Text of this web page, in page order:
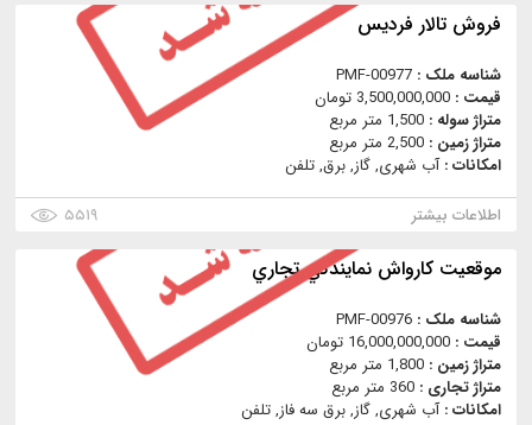
فروش تالار فرديس
شناسه ملک : PMF-00977
قیمت : 3,500,000,000 تومان
متراژ سوله : 1,500 متر مربع
متراژ زمین : 2,500 متر مربع
امکانات :آب شهری, گاز, برق, تلفن
اطلاعات بیشتر
۵۵۱۹
موقعيت كارواش نمايندگي تجاري
شناسه ملک : PMF-00976
قیمت : 16,000,000,000 تومان
متراژ زمین : 1,800 متر مربع
متراژ تجاری : 360 متر مربع
امکانات :آب شهری, گاز, برق سه فاز, تلفن